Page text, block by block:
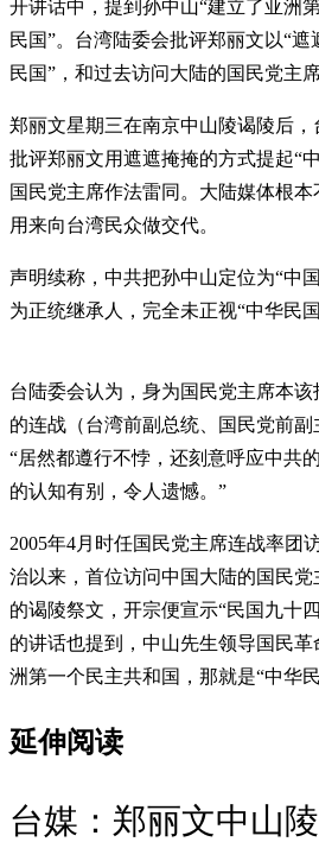
开讲话中，提到孙中山“建立了亚洲
民国”。台湾陆委会批评郑丽文以“遮
民国”，和过去访问大陆的国民党主
郑丽文星期三在南京中山陵谒陵后，
批评郑丽文用遮遮掩掩的方式提起“
国民党主席作法雷同。大陆媒体根
用来向台湾民众做交代。
声明续称，中共把孙中山定位为“中
为正统继承人，完全未正视“中华民
台陆委会认为，身为国民党主席本
的连战（台湾前副总统、国民党前副
“居然都遵行不悖，还刻意呼应中共
的认知有别，令人遗憾。”
2005年4月时任国民党主席连战率团
治以来，首位访问中国大陆的国民
的谒陵祭文，开宗便宣示“民国九十
的讲话也提到，中山先生领导国民
洲第一个民主共和国，那就是“中华民
延伸阅读
台媒：郑丽文中山